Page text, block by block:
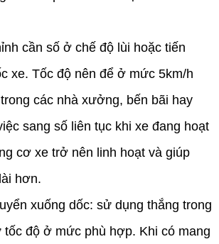
cần số ở chế độ lùi hoặc tiến
xe. Tốc độ nên để ở mức 5km/h
các nhà xưởng, bến bãi hay
sang số liên tục khi xe đang hoạt
cơ xe trở nên linh hoạt và giúp
hơn.
xuống dốc: sử dụng thắng trong
tốc độ ở mức phù hợp. Khi có mang